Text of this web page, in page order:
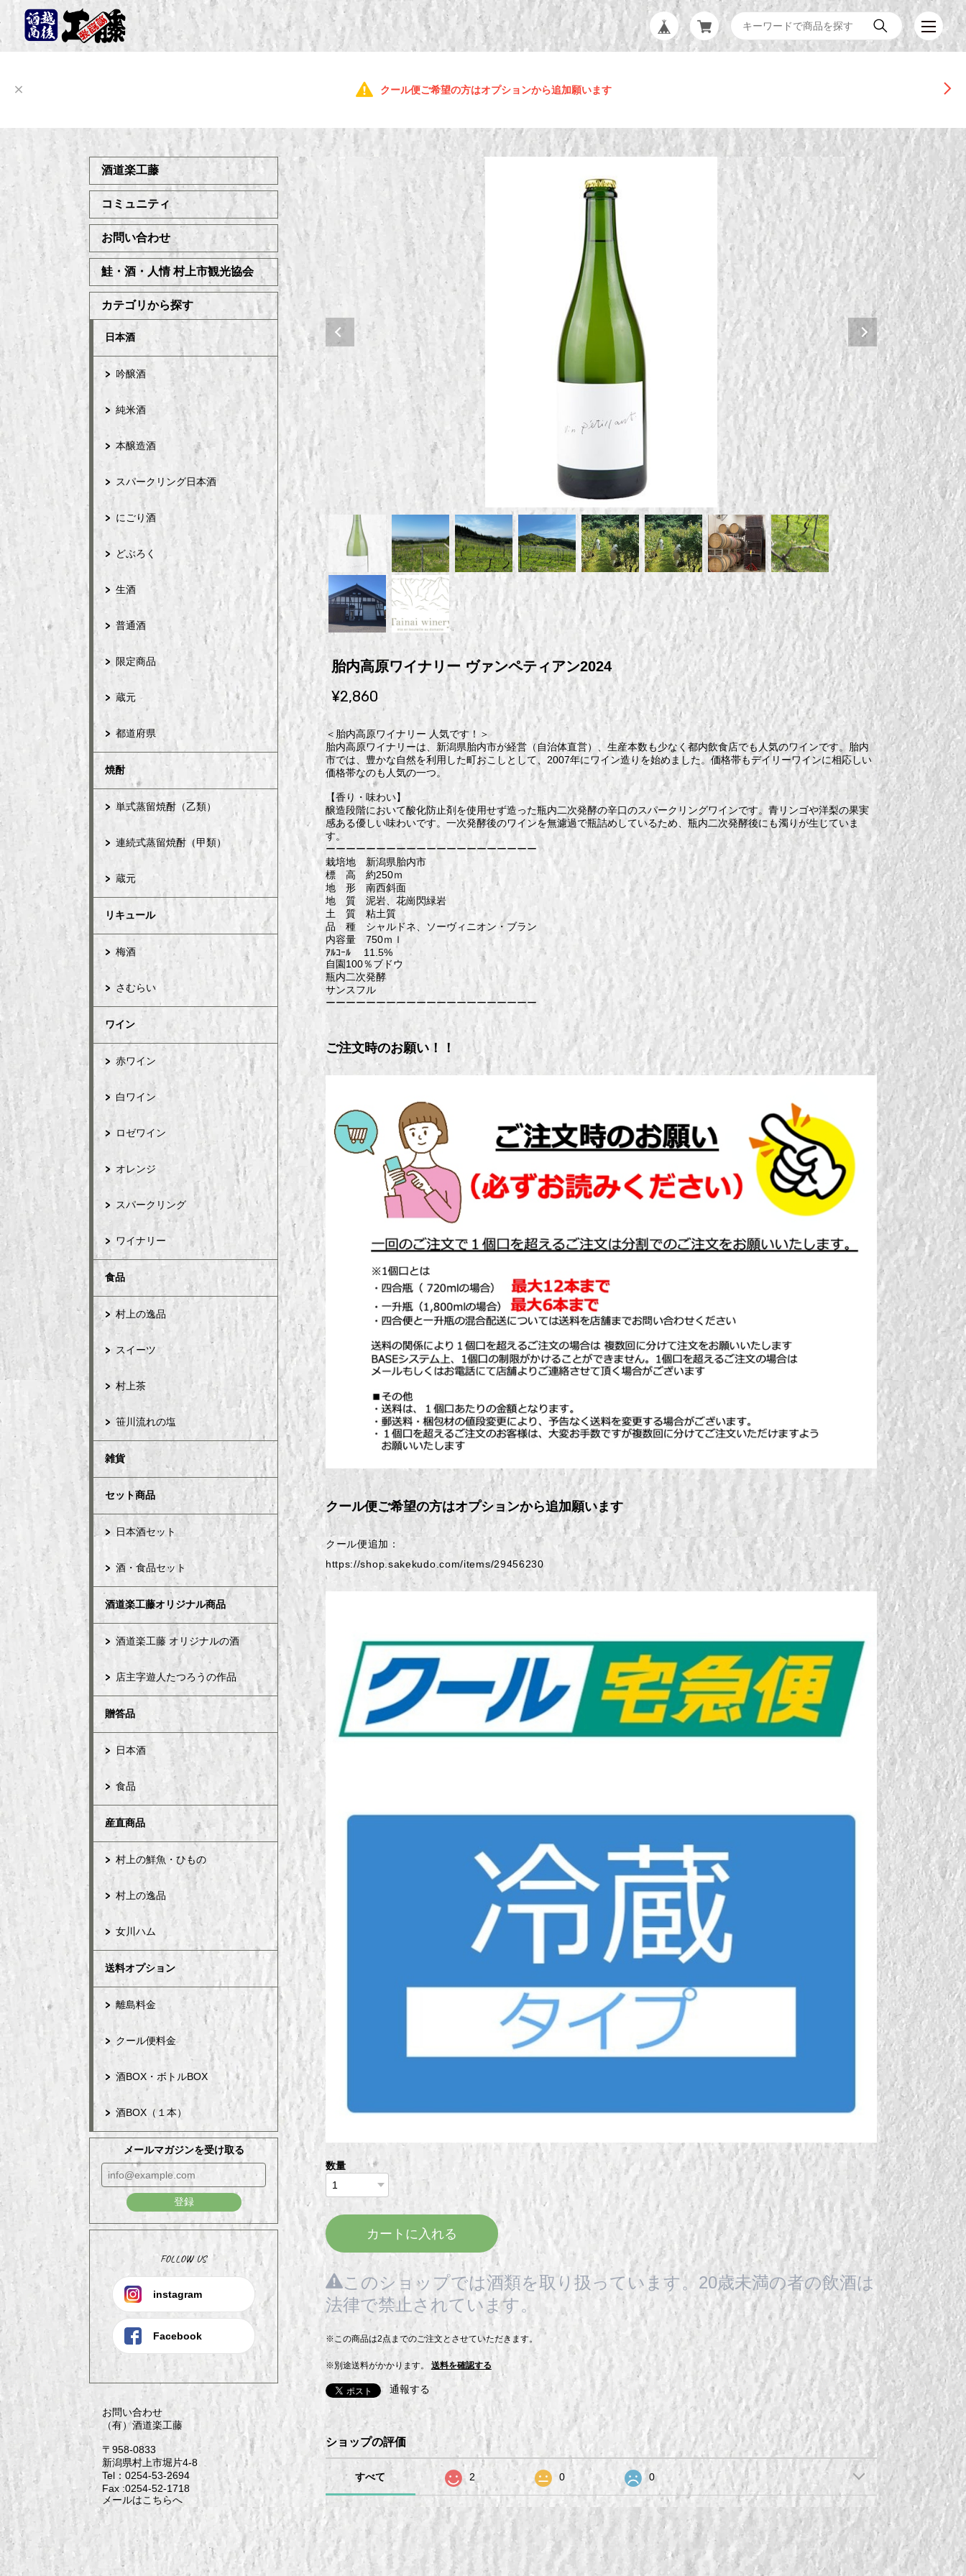
クール便ご希望の方はオプションから追加願います
酒道楽工藤
コミュニティ
お問い合わせ
鮭・酒・人情 村上市観光協会
カテゴリから探す
日本酒
吟醸酒
純米酒
本醸造酒
スパークリング日本酒
にごり酒
どぶろく
生酒
普通酒
限定商品
蔵元
都道府県
焼酎
単式蒸留焼酎（乙類）
連続式蒸留焼酎（甲類）
蔵元
リキュール
梅酒
さむらい
ワイン
赤ワイン
白ワイン
ロゼワイン
オレンジ
スパークリング
ワイナリー
食品
村上の逸品
スイーツ
村上茶
笹川流れの塩
雑貨
セット商品
日本酒セット
酒・食品セット
酒道楽工藤オリジナル商品
酒道楽工藤 オリジナルの酒
店主字遊人たつろうの作品
贈答品
日本酒
食品
産直商品
村上の鮮魚・ひもの
村上の逸品
女川ハム
送料オプション
離島料金
クール便料金
酒BOX・ボトルBOX
酒BOX（１本）
メールマガジンを受け取る
登録
FOLLOW US
instagram
Facebook
お問い合わせ
（有）酒道楽工藤
〒958-0833
新潟県村上市堀片4-8
Tel：0254-53-2694
Fax :0254-52-1718
メールはこちらへ
胎内高原ワイナリー ヴァンペティアン2024
¥2,860
＜胎内高原ワイナリー 人気です！＞
胎内高原ワイナリーは、新潟県胎内市が経営（自治体直営）、生産本数も少なく都内飲食店でも人気のワインです。胎内
市では、豊かな自然を利用した町おこしとして、2007年にワイン造りを始めました。価格帯もデイリーワインに相応しい
価格帯なのも人気の一つ。
【香り・味わい】
醸造段階において酸化防止剤を使用せず造った瓶内二次発酵の辛口のスパークリングワインです。青リンゴや洋梨の果実
感ある優しい味わいです。一次発酵後のワインを無濾過で瓶詰めしているため、瓶内二次発酵後にも濁りが生じていま
す。
ーーーーーーーーーーーーーーーーーーーーー
栽培地 新潟県胎内市
標 高 約250ｍ
地 形 南西斜面
地 質 泥岩、花崗閃緑岩
土 質 粘土質
品 種 シャルドネ、ソーヴィニオン・ブラン
内容量 750ｍｌ
ｱﾙｺｰﾙ 11.5%
自園100％ブドウ
瓶内二次発酵
サンスフル
ーーーーーーーーーーーーーーーーーーーーー
ご注文時のお願い！！
クール便ご希望の方はオプションから追加願います
クール便追加：
https://shop.sakekudo.com/items/29456230
数量
カートに入れる
このショップでは酒類を取り扱っています。20歳未満の者の飲酒は
法律で禁止されています。
※この商品は2点までのご注文とさせていただきます。
※別途送料がかかります。 送料を確認する
通報する
ショップの評価
すべて 2 0 0